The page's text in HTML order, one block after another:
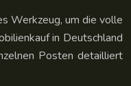
Werkzeug, um die volle
in Deutschland
Posten detailliert